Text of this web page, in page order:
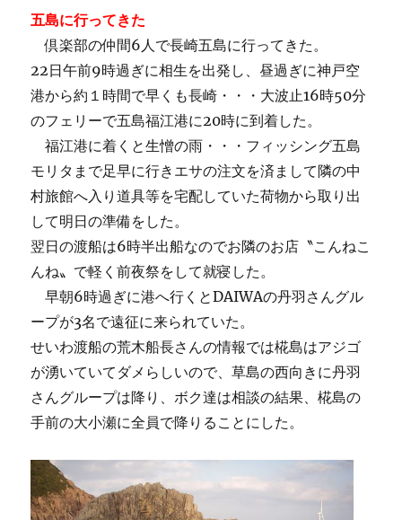
五島に行ってきた
倶楽部の仲間6人で長崎五島に行ってきた。
22日午前9時過ぎに相生を出発し、昼過ぎに神戸空
港から約１時間で早くも長崎・・・大波止16時50分
のフェリーで五島福江港に20時に到着した。
福江港に着くと生憎の雨・・・フィッシング五島
モリタまで足早に行きエサの注文を済まして隣の中
村旅館へ入り道具等を宅配していた荷物から取り出
して明日の準備をした。
翌日の渡船は6時半出船なのでお隣のお店〝こんねこ
んね〟で軽く前夜祭をして就寝した。
早朝6時過ぎに港へ行くとDAIWAの丹羽さんグル
ープが3名で遠征に来られていた。
せいわ渡船の荒木船長さんの情報では椛島はアジゴ
が湧いていてダメらしいので、草島の西向きに丹羽
さんグループは降り、ボク達は相談の結果、椛島の
手前の大小瀬に全員で降りることにした。